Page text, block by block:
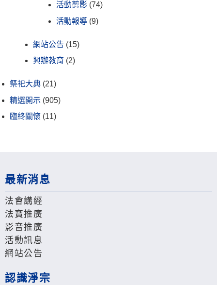
活動剪影 (74)
活動報導 (9)
網站公告 (15)
興辦教育 (2)
祭祀大典 (21)
精選開示 (905)
臨終關懷 (11)
最新消息
法會講經
法寶推廣
影音推廣
活動訊息
網站公告
認識淨宗